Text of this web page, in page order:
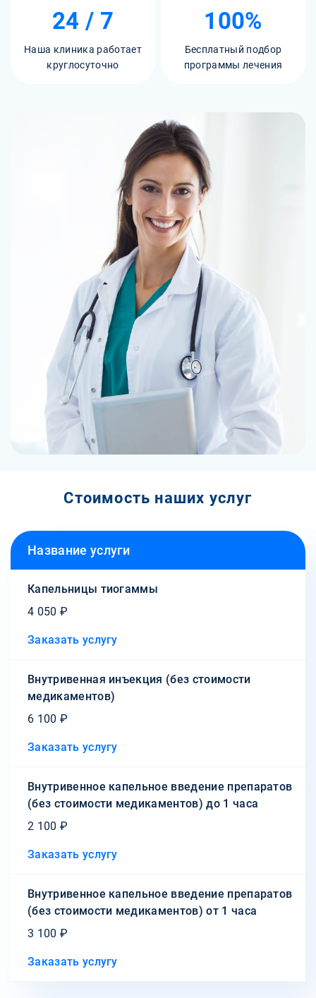
24 / 7
Наша клиника работает
круглосуточно
100%
Бесплатный подбор
программы лечения
Стоимость наших услуг
Название услуги
Капельницы тиогаммы
4 050 ₽
Заказать услугу
Внутривенная инъекция (без стоимости
медикаментов)
6 100 ₽
Заказать услугу
Внутривенное капельное введение препаратов
(без стоимости медикаментов) до 1 часа
2 100 ₽
Заказать услугу
Внутривенное капельное введение препаратов
(без стоимости медикаментов) от 1 часа
3 100 ₽
Заказать услугу